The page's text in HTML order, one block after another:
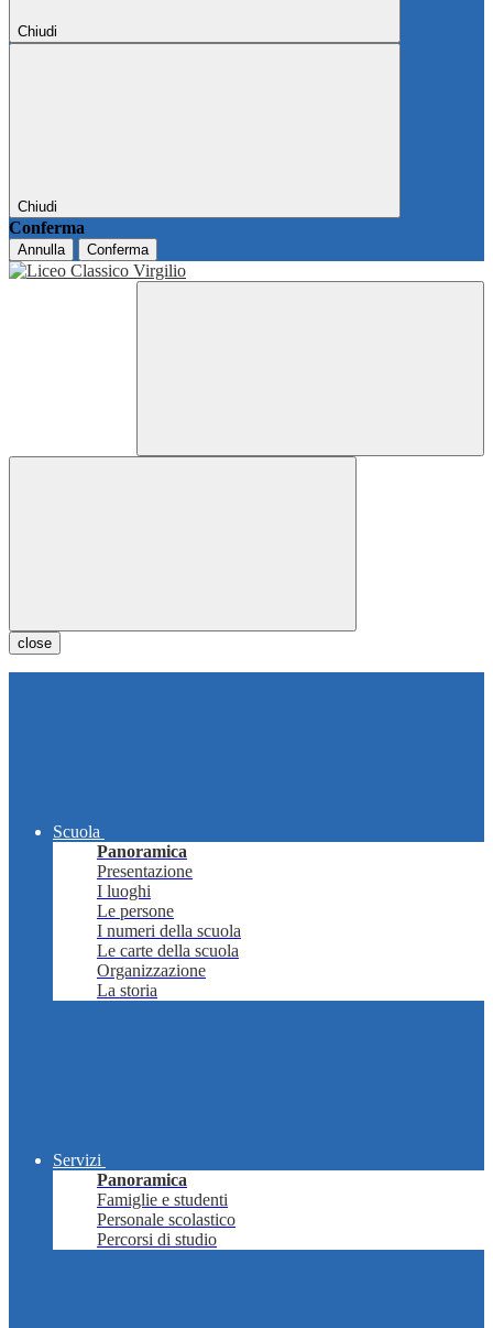
Chiudi
Chiudi
Conferma
Annulla Conferma
close
Scuola
Panoramica
Presentazione
I luoghi
Le persone
I numeri della scuola
Le carte della scuola
Organizzazione
La storia
Servizi
Panoramica
Famiglie e studenti
Personale scolastico
Percorsi di studio